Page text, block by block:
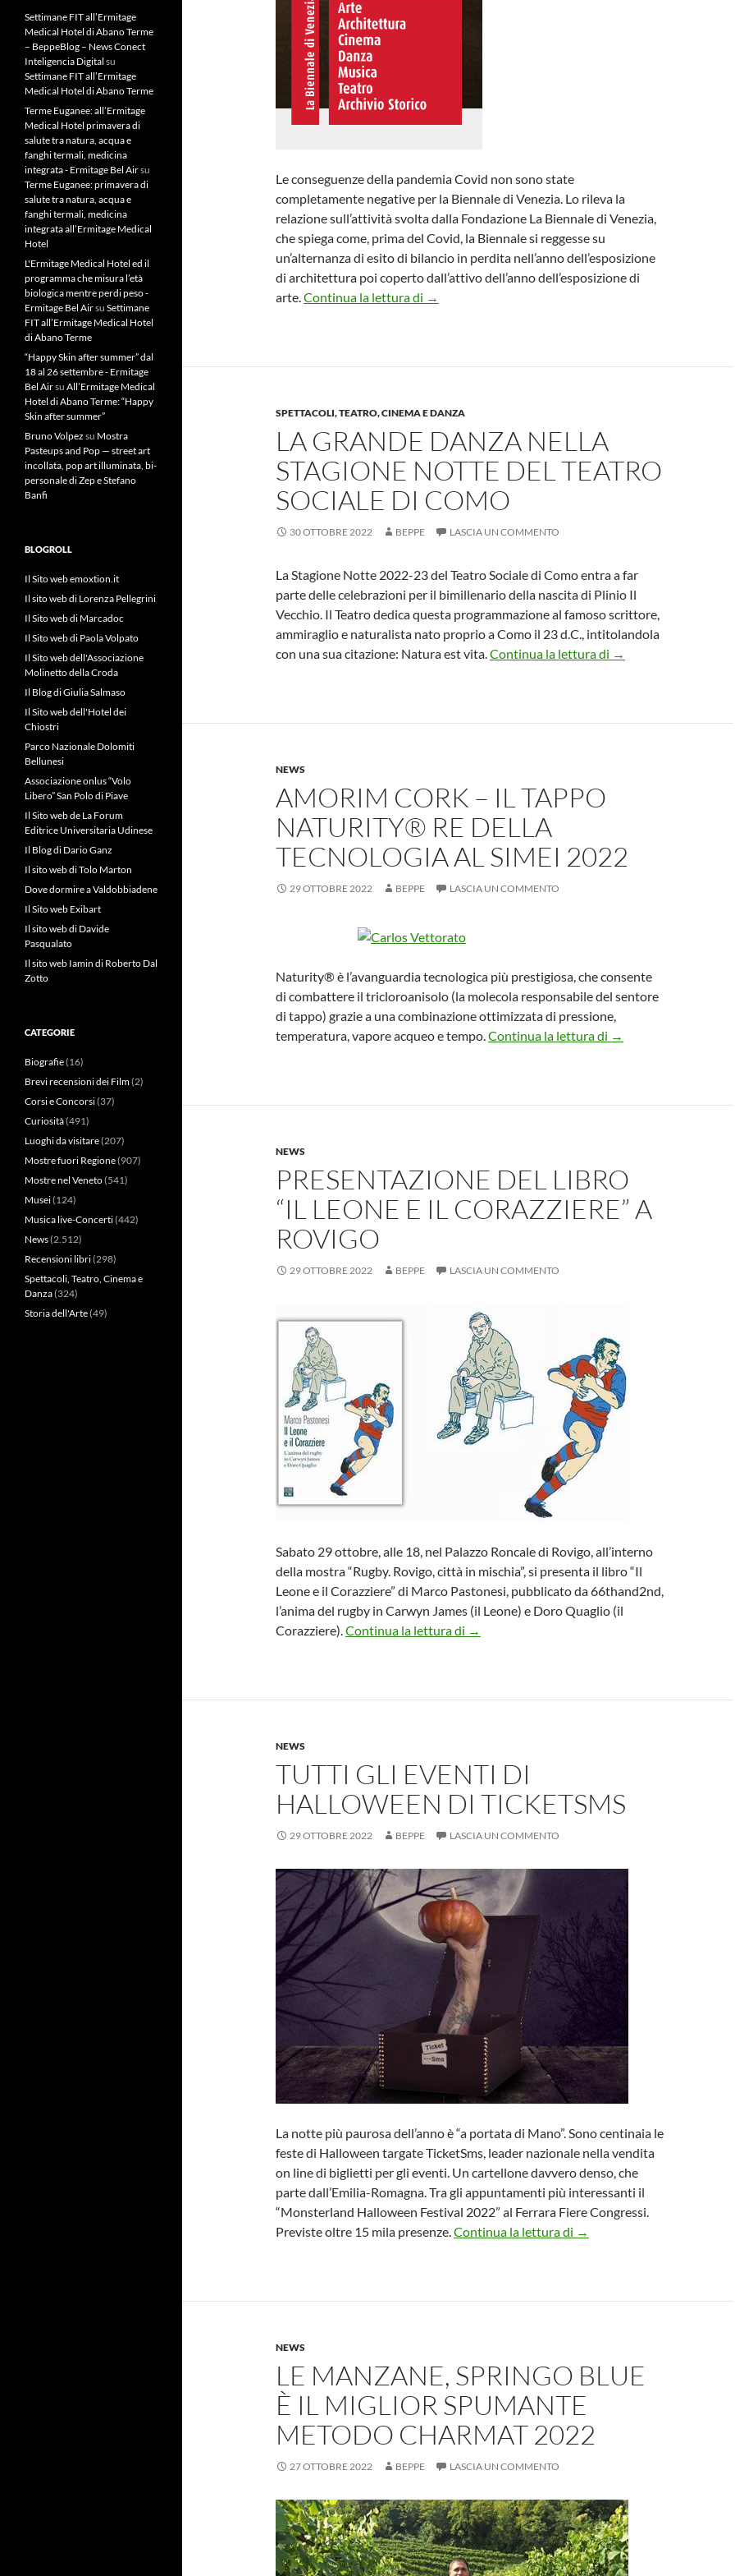
Le conseguenze della pandemia Covid non sono state
completamente negative per la Biennale di Venezia. Lo rileva la
relazione sull’attività svolta dalla Fondazione La Biennale di Venezia,
che spiega come, prima del Covid, la Biennale si reggesse su
un’alternanza di esito di bilancio in perdita nell’anno dell’esposizione
di architettura poi coperto dall’attivo dell’anno dell’esposizione di
arte.Continua la lettura di IL COVID NON HA FATTO TROPPO MALE A LA
→
SPETTACOLI, TEATRO, CINEMA E DANZA
LA GRANDE DANZA NELLA
STAGIONE NOTTE DEL TEATRO
SOCIALE DI COMO
30 OTTOBRE 2022 BEPPE LASCIA UN COMMENTO
La Stagione Notte 2022-23 del Teatro Sociale di Como entra a far
parte delle celebrazioni per il bimillenario della nascita di Plinio Il
Vecchio. Il Teatro dedica questa programmazione al famoso scrittore,
ammiraglio e naturalista nato proprio a Como il 23 d.C., intitolandola
con una sua citazione: Natura est vita.Continua la lettura di La grande danza
→
NEWS
AMORIM CORK – IL TAPPO
NATURITY® RE DELLA
TECNOLOGIA AL SIMEI 2022
29 OTTOBRE 2022 BEPPE LASCIA UN COMMENTO
Naturity® è l’avanguardia tecnologica più prestigiosa, che consente
di combattere il tricloroanisolo (la molecola responsabile del sentore
di tappo) grazie a una combinazione ottimizzata di pressione,
temperatura, vapore acqueo e tempo.Continua la lettura di AMORIM CORK – Il
→
NEWS
PRESENTAZIONE DEL LIBRO
“IL LEONE E IL CORAZZIERE” A
ROVIGO
29 OTTOBRE 2022 BEPPE LASCIA UN COMMENTO
Sabato 29 ottobre, alle 18, nel Palazzo Roncale di Rovigo, all’interno
della mostra “Rugby. Rovigo, città in mischia”, si presenta il libro “Il
Leone e il Corazziere” di Marco Pastonesi, pubblicato da 66thand2nd,
l’anima del rugby in Carwyn James (il Leone) e Doro Quaglio (il
Corazziere).Continua la lettura di Presentazione del libro “Il Leone e il Corazziere”
→
NEWS
TUTTI GLI EVENTI DI
HALLOWEEN DI TICKETSMS
29 OTTOBRE 2022 BEPPE LASCIA UN COMMENTO
La notte più paurosa dell’anno è “a portata di Mano”. Sono centinaia le
feste di Halloween targate TicketSms, leader nazionale nella vendita
on line di biglietti per gli eventi. Un cartellone davvero denso, che
parte dall’Emilia-Romagna. Tra gli appuntamenti più interessanti il
“Monsterland Halloween Festival 2022” al Ferrara Fiere Congressi.
Previste oltre 15 mila presenze.Continua la lettura di TUTTI GLI EVENTI DI
→
NEWS
LE MANZANE, SPRINGO BLUE
È IL MIGLIOR SPUMANTE
METODO CHARMAT 2022
27 OTTOBRE 2022 BEPPE LASCIA UN COMMENTO
Settimane FIT all’Ermitage
Medical Hotel di Abano Terme
– BeppeBlog – News Conect
Inteligencia Digital su
Settimane FIT all’Ermitage
Medical Hotel di Abano Terme
Terme Euganee: all’Ermitage
Medical Hotel primavera di
salute tra natura, acqua e
fanghi termali, medicina
integrata - Ermitage Bel Airsu
Terme Euganee: primavera di
salute tra natura, acqua e
fanghi termali, medicina
integrata all’Ermitage Medical
Hotel
L'Ermitage Medical Hotel ed il
programma che misura l’età
biologica mentre perdi peso -
Ermitage Bel Airsu Settimane
FIT all’Ermitage Medical Hotel
di Abano Terme
“Happy Skin after summer” dal
18 al 26 settembre - Ermitage
Bel Airsu All’Ermitage Medical
Hotel di Abano Terme: “Happy
Skin after summer”
Bruno Volpez su Mostra
Pasteups and Pop — street art
incollata, pop art illuminata, bi-
personale di Zep e Stefano
Banfi
BLOGROLL
Il Sito web emoxtion.it
Il sito web di Lorenza Pellegrini
Il Sito web di Marcadoc
Il Sito web di Paola Volpato
Il Sito web dell'Associazione
Molinetto della Croda
Il Blog di Giulia Salmaso
Il Sito web dell'Hotel dei
Chiostri
Parco Nazionale Dolomiti
Bellunesi
Associazione onlus “Volo
Libero” San Polo di Piave
Il Sito web de La Forum
Editrice Universitaria Udinese
Il Blog di Dario Ganz
Il sito web di Tolo Marton
Dove dormire a Valdobbiadene
Il Sito web Exibart
Il sito web di Davide
Pasqualato
Il sito web Iamin di Roberto Dal
Zotto
CATEGORIE
Biografie(16)
Brevi recensioni dei Film(2)
Corsi e Concorsi(37)
Curiosità(491)
Luoghi da visitare(207)
Mostre fuori Regione(907)
Mostre nel Veneto(541)
Musei(124)
Musica live-Concerti(442)
News(2.512)
Recensioni libri(298)
Spettacoli, Teatro, Cinema e
Danza(324)
Storia dell'Arte(49)